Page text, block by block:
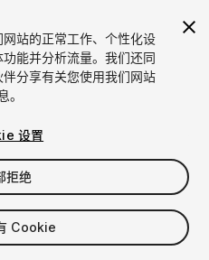
/5站的正常工作、个性化设
能并分析流量。我们还同
分享有关您使用我们网站
。
设置
拒绝
Cookie